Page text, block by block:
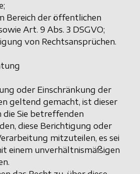
Bereich der öffentlichen
Art. 9 Abs. 3 DSGVO;
von Rechtsansprüchen.
oder Einschränkung der
geltend gemacht, ist dieser
Sie betreffenden
diese Berichtigung oder
mitzuteilen, es sei
einem unverhältnismäßigen